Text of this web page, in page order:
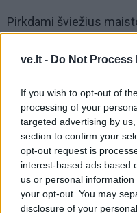
ve.lt - Do Not
If you wish to opt-out of
processing of your
targeted advertising by
section to confirm your
opt-out request is
interest-based ads based
us or personal
your opt-out. You may
disclosure of your
Pirkdami šviežius
iki“ yra tikslus, todėl
Nepirkite dideliais
Pirkite tik tiek maisto
reikia. Nors dažnai
antrą gauk
tai gali lemti perteklinį